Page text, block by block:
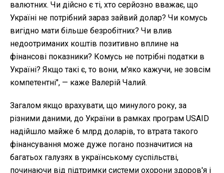
валютних. Чи дійсно є ті, хто серйозно вважає, що
Україні не потрібний зараз зайвий долар? Чи комусь
вигідно мати більше безробітних? Чи влив
недоотриманих коштів позитивно вплине на
фінансові показники? Комусь не потрібні податки в
Україні? Якщо такі є, то вони, м'яко кажучи, не зовсім
компетентні", — каже Валерій Чалий.
Загалом якщо врахувати, що минулого року, за
різними даними, до України в рамках програм USAID
надійшло майже 6 млрд доларів, то втрата такого
фінансування може дуже погано позначитися на
багатьох галузях в українському суспільстві,
починаючи від підтримки системи охорони здоров'я і